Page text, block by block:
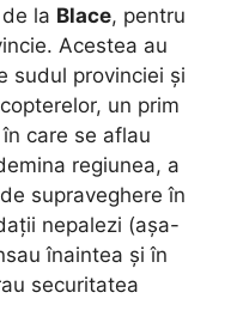
la Blace, pentru
Acestea au
sudul provinciei și
un prim
care se aflau
regiunea, a
supraveghere în
nepalezi (așa-
înaintea și în
securitatea